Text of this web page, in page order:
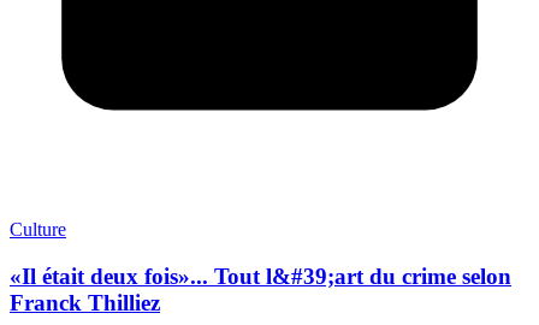
Culture
«Il était deux fois»... Tout l&#39;art du crime selon
Franck Thilliez